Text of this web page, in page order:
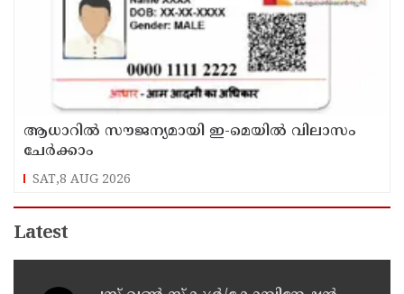
ആധാറിൽ സൗജന്യമായി ഇ-മെയിൽ വിലാസം
ചേർക്കാം
SAT,8 AUG 2026
Latest